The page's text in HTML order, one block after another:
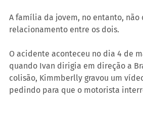
A família da jovem, no entanto, não
relacionamento entre os dois.
O acidente aconteceu no dia 4 de
quando Ivan dirigia em direção a
colisão, Kimmberlly gravou um
pedindo para que o motorista